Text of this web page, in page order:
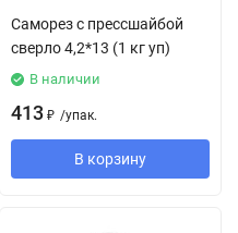
Саморез с прессшайбой
сверло 4,2*13 (1 кг уп)
В наличии
413 ₽ /упак.
В корзину